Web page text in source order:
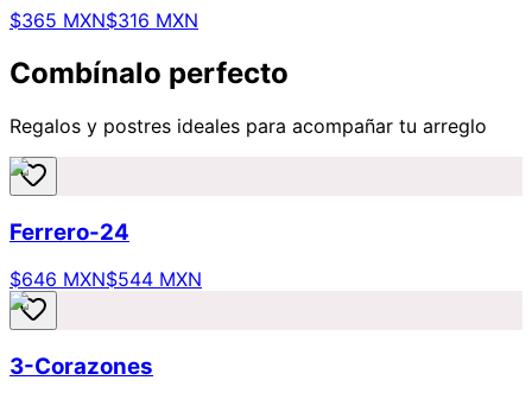
$365 MXN$316 MXN
Combínalo perfecto
Regalos y postres ideales para acompañar tu arreglo
Ferrero-24
$646 MXN$544 MXN
3-Corazones